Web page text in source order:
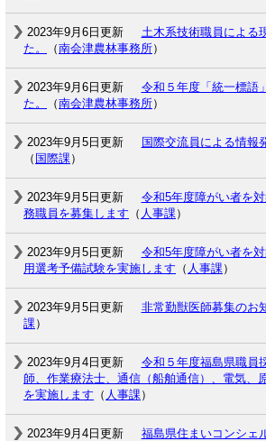
2023年9月6日更新
土木系技術職員による
た。
（南会津農林事務所）
2023年9月6日更新
令和５年度「統一標語
た。
（南会津農林事務所）
2023年9月5日更新
国際交流員による情報
（ 国際課）
2023年9月5日更新
令和5年度障がい者を
務職員を募集します （ 人事課）
2023年9月5日更新
令和5年度障がい者を
用選考予備試験を実施します （ 人事課）
2023年9月5日更新 非常勤獣医師募集のお
課）
2023年9月4日更新
令和５年度福島県職員
師、作業療法士、通信（船舶通信）、電気、
を実施します （ 人事課）
2023年9月4日更新
福島県住まいコンシェ